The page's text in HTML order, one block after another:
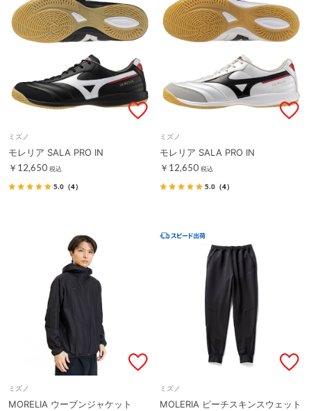
ミズノ
モレリア SALA PRO IN
￥12,650 税込
5.0 （4）
ミズノ
モレリア SALA PRO IN
￥12,650 税込
5.0 （4）
ミズノ
MORELIA ウーブンジャケット
ミズノ
MOLERIA ピーチスキンスウェット